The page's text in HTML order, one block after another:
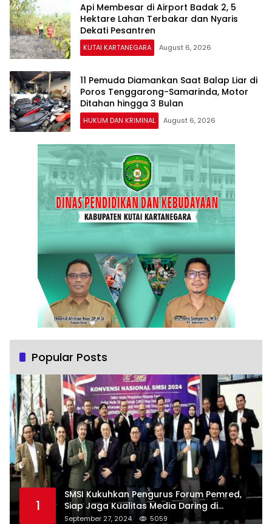
Api Membesar di Airport Badak 2, 5
Hektare Lahan Terbakar dan Nyaris
Dekati Pesantren
KUTAI KARTANEGARA August 6, 2026
11 Pemuda Diamankan Saat Balap Liar di
Poros Tenggarong-Samarinda, Motor
Ditahan hingga 3 Bulan
HUKUM DAN KRIMINAL August 6, 2026
Popular Posts
1
SMSI Kukuhkan Pengurus Forum Pemred,
Siap Jaga Kualitas Media Daring di
Indonesia
September 27, 2024 5059